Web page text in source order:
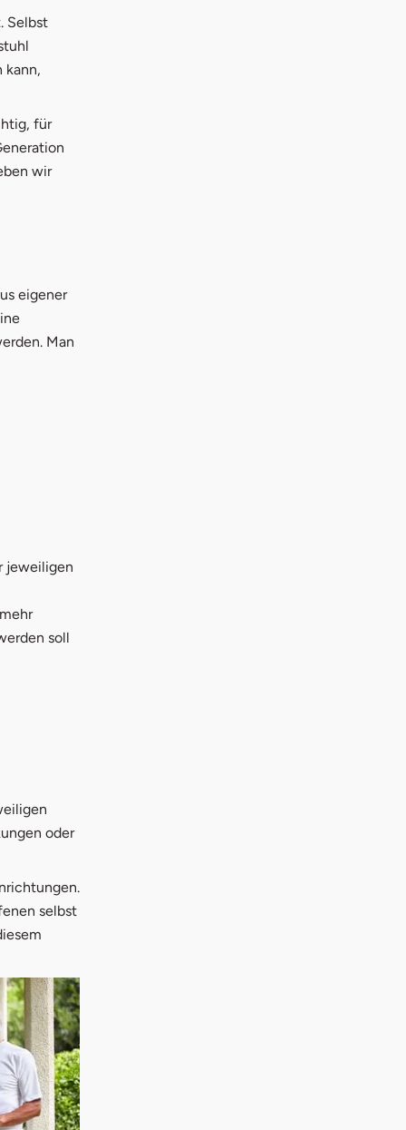
Selbst
kann,
für
wir
eigener
Man
jeweiligen
soll
oder
selbst